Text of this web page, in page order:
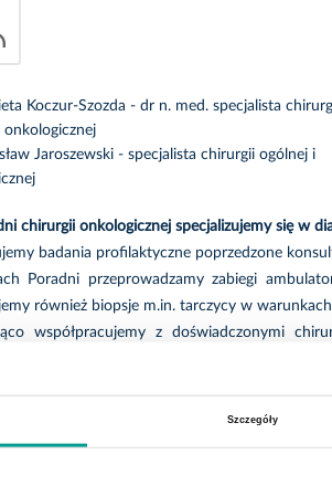
Szczegóły
Koczur-Szozda - dr n. med. specjalista
onkologicznej
Jaroszewski - specjalista chirurgii ogólnej i
chirurgii onkologicznej specjalizujemy się w
badania profilaktyczne poprzedzone
Poradni przeprowadzamy zabiegi
również biopsje m.in. tarczycy w
współpracujemy z doświadczonymi
leczenia nowotworów. Jeśli zauważasz
łagodne i złośliwe tkanek miękkich